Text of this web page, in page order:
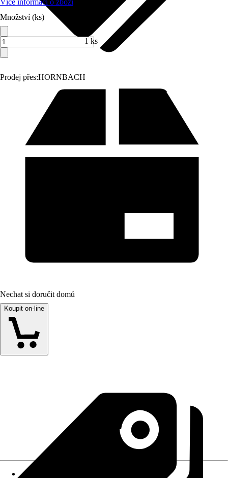
Prodej přes:HORNBACH
Více informací o zboží
Množství (ks)
1 ks
Nechat si doručit domů
Koupit on-line